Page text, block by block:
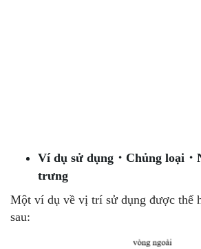
Ví dụ sử dụng・Chủng loại・
trưng
Một ví dụ về vị trí sử dụng được thể
sau: